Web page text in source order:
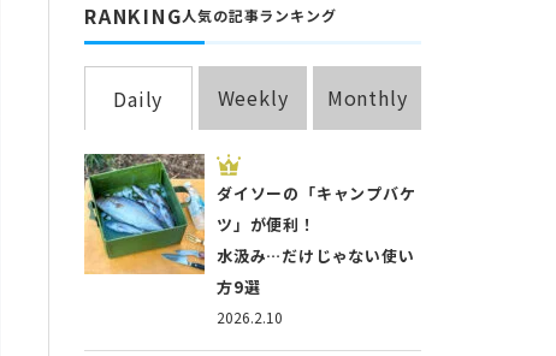
RANKING人気の記事ランキング
Daily Weekly Monthly
2026.2.10
ダイソーの「キャンプバケ
ツ」が便利！
水汲み…だけじゃない使い
方9選